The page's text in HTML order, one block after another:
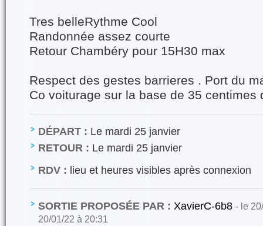
Tres belleRythme Cool
Randonnée assez courte
Retour Chambéry pour 15H30 max
Respect des gestes barrieres . Port du
Co voiturage sur la base de 35 centimes
DÉPART : Le mardi 25 janvier
RETOUR : Le mardi 25 janvier
RDV : lieu et heures visibles après connexion
SORTIE PROPOSÉE PAR : XavierC-6b8 - le
20/01/22 à 20:31